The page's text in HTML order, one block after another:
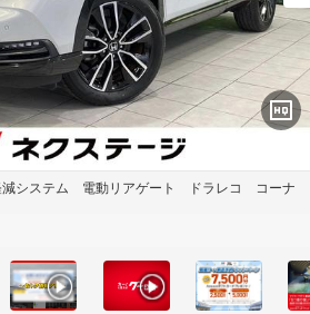
減システム 電動リアゲート ドラレコ コーナ